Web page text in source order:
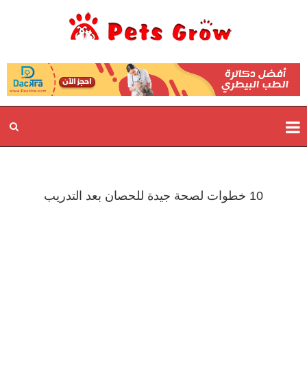
10 خطوات لصحة جيدة للحصان بعد التدريب